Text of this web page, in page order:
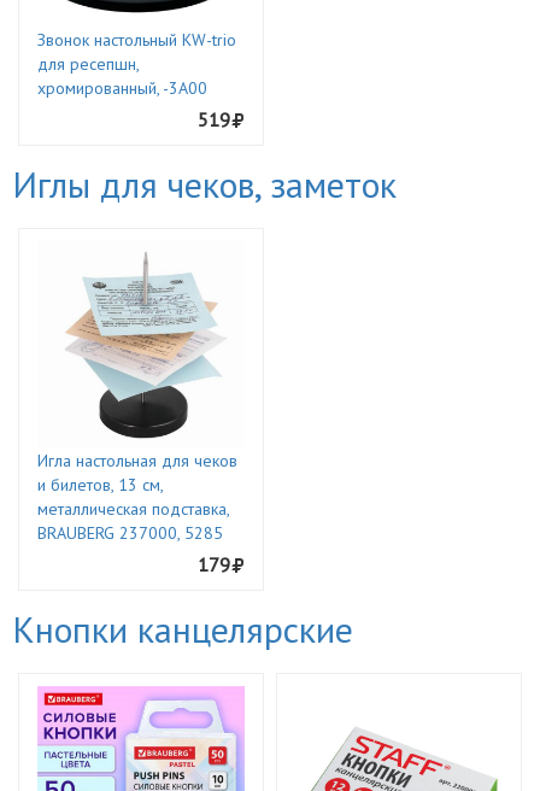
Звонок настольный KW-trio
для ресепшн,
хромированный, -3A00
519
Иглы для чеков, заметок
Игла настольная для чеков
и билетов, 13 см,
металлическая подставка,
BRAUBERG 237000, 5285
179
Кнопки канцелярские